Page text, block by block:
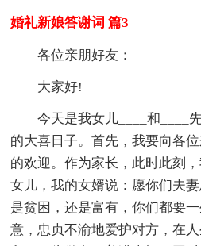
婚礼新娘答谢词 篇3
各位亲朋好友：
大家好!
今天是我女儿____和____
的大喜日子。首先，我要向各
的欢迎。作为家长，此时此刻
女儿，我的女婿说：愿你们夫
是贫困，还是富有，你们都要
意，忠贞不渝地爱护对方，在